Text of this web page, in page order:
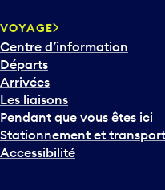
v
e
r
s
l
e
b
a
VOYAGE
Centre d’information
Départs
Arrivées
Les liaisons
Pendant que vous êtes ici
Stationnement et transport
Accessibilité